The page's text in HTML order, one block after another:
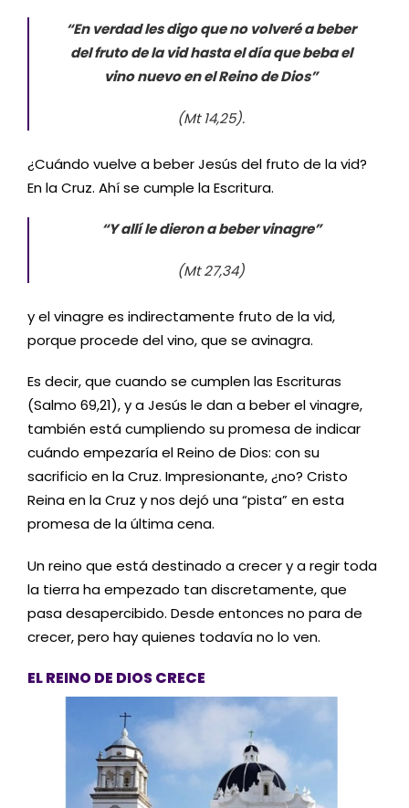
“En verdad les digo que no volveré a beber
del fruto de la vid hasta el día que beba el
vino nuevo en el Reino de Dios”
(Mt 14,25).
¿Cuándo vuelve a beber Jesús del fruto de la vid?
En la Cruz. Ahí se cumple la Escritura.
“Y allí le dieron a beber vinagre”
(Mt 27,34)
y el vinagre es indirectamente fruto de la vid,
porque procede del vino, que se avinagra.
Es decir, que cuando se cumplen las Escrituras
(Salmo 69,21), y a Jesús le dan a beber el vinagre,
también está cumpliendo su promesa de indicar
cuándo empezaría el Reino de Dios: con su
sacrificio en la Cruz. Impresionante, ¿no? Cristo
Reina en la Cruz y nos dejó una “pista” en esta
promesa de la última cena.
Un reino que está destinado a crecer y a regir toda
la tierra ha empezado tan discretamente, que
pasa desapercibido. Desde entonces no para de
crecer, pero hay quienes todavía no lo ven.
EL REINO DE DIOS CRECE